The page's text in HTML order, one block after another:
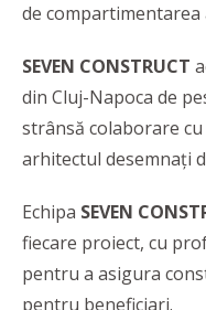
de compartimentarea
SEVEN CONSTRUCT
din Cluj-Napoca de
strânsă colaborare
arhitectul desemnați
Echipa SEVEN
fiecare proiect, cu
pentru a asigura
pentru beneficiari.